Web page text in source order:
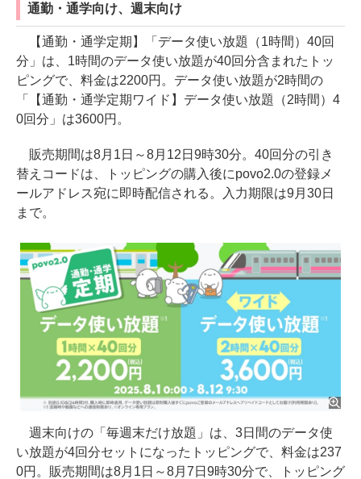
通勤・通学向け、週末向け
【通勤・通学定期】「データ使い放題（1時間）40回
分」は、1時間のデータ使い放題が40回分含まれたトッ
ピングで、料金は2200円。データ使い放題が2時間の
「【通勤・通学定期ワイド】データ使い放題（2時間）4
0回分」は3600円。
販売期間は8月1日～8月12日9時30分。40回分の引き
替えコードは、トッピングの購入後にpovo2.0の登録メ
ールアドレス宛に即時配信される。入力期限は9月30日
まで。
週末向けの「毎週末だけ放題」は、3日間のデータ使
い放題が4回分セットになったトッピングで、料金は237
0円。販売期間は8月1日～8月7日9時30分で、トッピング